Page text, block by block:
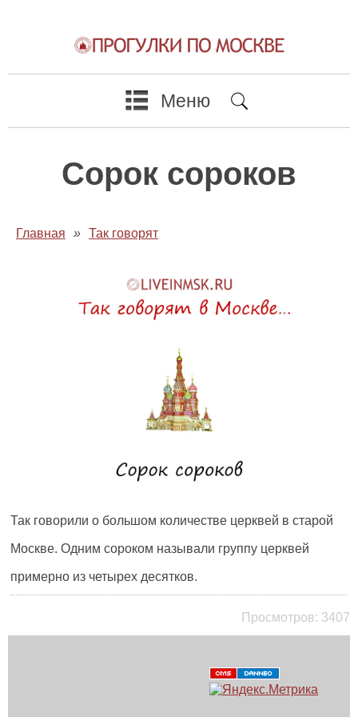
Меню
Сорок сороков
Главная » Так говорят
Так говорили о большом количестве церквей в старой
Москве. Одним сороком называли группу церквей
примерно из четырех десятков.
Просмотров: 3407